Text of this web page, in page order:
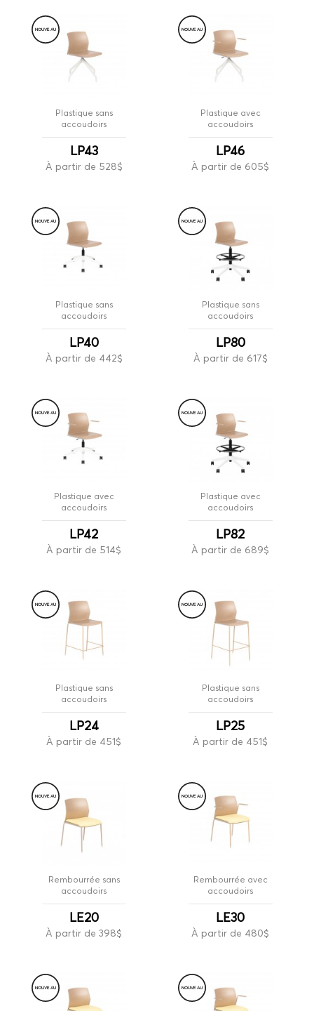
NOUVEAU
Plastique sans
accoudoirs
LP43
À partir de 528$
NOUVEAU
Plastique avec
accoudoirs
LP46
À partir de 605$
NOUVEAU
Plastique sans
accoudoirs
LP40
À partir de 442$
NOUVEAU
Plastique sans
accoudoirs
LP80
À partir de 617$
NOUVEAU
Plastique avec
accoudoirs
LP42
À partir de 514$
NOUVEAU
Plastique avec
accoudoirs
LP82
À partir de 689$
NOUVEAU
Plastique sans
accoudoirs
LP24
À partir de 451$
NOUVEAU
Plastique sans
accoudoirs
LP25
À partir de 451$
NOUVEAU
Rembourrée sans
accoudoirs
LE20
À partir de 398$
NOUVEAU
Rembourrée avec
accoudoirs
LE30
À partir de 480$
NOUVEAU NOUVEAU